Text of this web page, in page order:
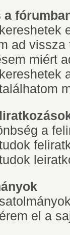
a
ad
miért
a
el a